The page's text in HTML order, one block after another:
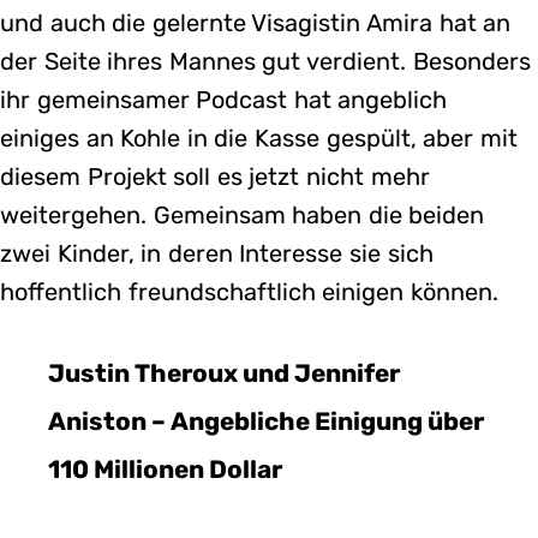
und auch die gelernte Visagistin Amira hat an
der Seite ihres Mannes gut verdient. Besonders
ihr gemeinsamer Podcast hat angeblich
einiges an Kohle in die Kasse gespült, aber mit
diesem Projekt soll es jetzt nicht mehr
weitergehen. Gemeinsam haben die beiden
zwei Kinder, in deren Interesse sie sich
hoffentlich freundschaftlich einigen können.
Justin Theroux und Jennifer
Aniston – Angebliche Einigung über
110 Millionen Dollar